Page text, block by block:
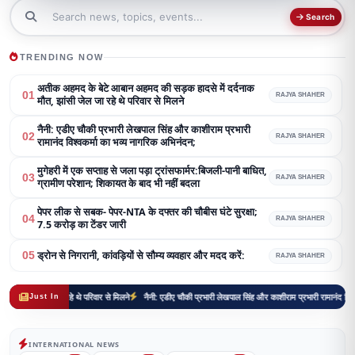
Search
TRENDING NOW
01अतीक अहमद के बेटे आबान अहमद की सड़क हादसे में दर्दनाक
मौत, झांसी जेल जा रहे थे परिवार से मिलने
RAJYA SHAHER
02 नैनी: एडीए चौकी प्रभारी लेखपाल सिंह और काशीराम प्रभारी
रामानंद विश्वकर्मा का भव्य नागरिक अभिनंदन;
RAJYA SHAHER
03मुगेहरी में एक सप्ताह से जला पड़ा ट्रांसफार्मर:बिजली-पानी बाधित,
ग्रामीण परेशान; शिकायत के बाद भी नहीं बदला
RAJYA SHAHER
04पेपर लीक से सबक- पेपर-NTA के दफ्तर की चौबीस घंटे सुरक्षा;
7.5 करोड़ का टेंडर जारी
RAJYA SHAHER
05ड्रोन से निगरानी, कांवड़ियों से सौम्य व्यवहार और मदद करें: RAJYA SHAHER
Just In
जा रहे थे परिवार से मिलने नैनी: एडीए चौकी प्रभारी लेखपाल सिंह और काशीराम प्रभारी रामानंद विश्वकर्मा का
INTERNATIONAL NEWS